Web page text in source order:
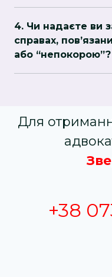
справу до
належних вам
4. Чи надаєте ви
справах,
або “непокорою”?
Для
+38